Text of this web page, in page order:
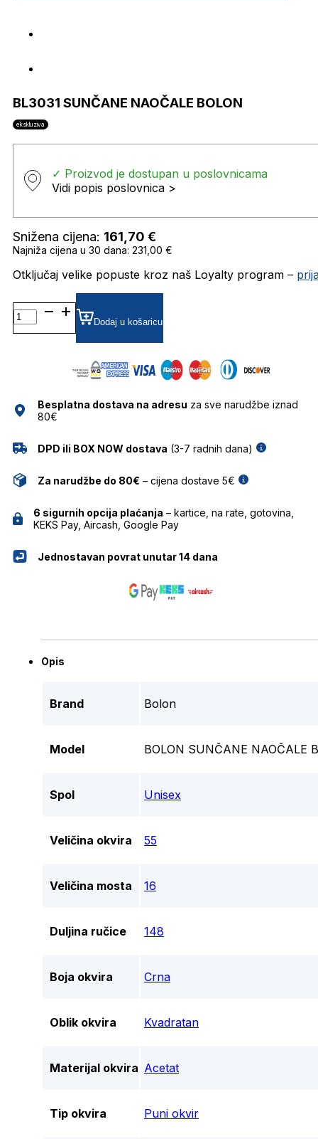
BL3031 SUNČANE NAOČALE BOLON
ekskluziva
✓ Proizvod je dostupan u poslovnicama
Vidi popis poslovnica >
Snižena cijena: 161,70 €
Najniža cijena u 30 dana: 231,00 €
Otključaj velike popuste kroz naš Loyalty program –
BL3031 SUNČANE
NAOČALE
BOLON
Dodaj u košaricu
Besplatna dostava na adresu za sve narudžbe iznad
80€
DPD ili BOX NOW dostava (3-7 radnih dana)
Za narudžbe do 80€ – cijena dostave 5€
6 sigurnih opcija plaćanja – kartice, na rate, gotovina,
KEKS Pay, Aircash, Google Pay
Jednostavan povrat unutar 14 dana
Opis
Brand Bolon
Model BOLON SUNČANE NAOČALE
Spol Unisex
Veličina okvira 55
Veličina mosta 16
Duljina ručice 148
Boja okvira Crna
Oblik okvira Kvadratan
Materijal okvira Acetat
Tip okvira Puni okvir